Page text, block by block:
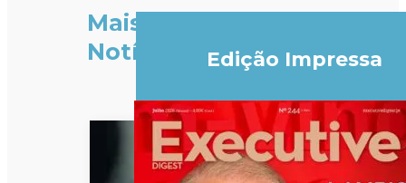
Mais
Notícias
Edição Impressa